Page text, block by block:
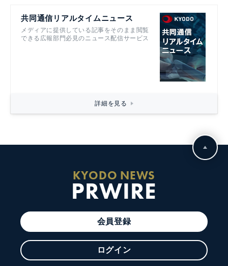
共同通信リアルタイムニュース
メディアに提供している記事をそのまま閲覧
できる広報部門必見のニュース配信サービス
詳細を見る
KYODO NEWS
PRWIRE
会員登録
ログイン